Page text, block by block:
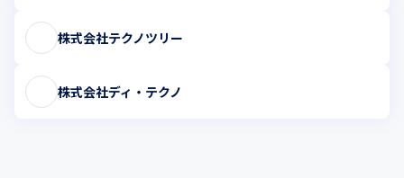
株式会社テクノツリー
株式会社ディ・テクノ